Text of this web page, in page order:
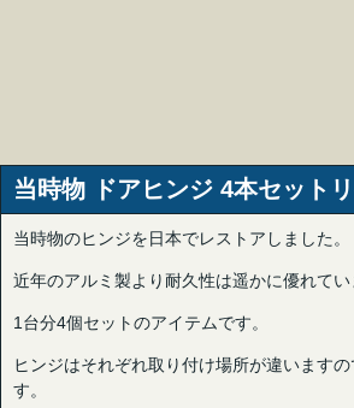
当時物 ドアヒンジ 4本セット
当時物のヒンジを日本でレストアしました。
近年のアルミ製より耐久性は遥かに優れてい
1台分4個セットのアイテムです。
ヒンジはそれぞれ取り付け場所が違います
す。